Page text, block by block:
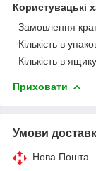
Користувацькі
Замовлення
Кількість в
Кількість в ящику
Приховати
Умови
Нова Пошта